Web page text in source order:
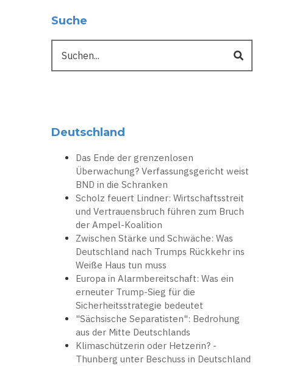
Suche
Deutschland
Das Ende der grenzenlosen
Überwachung? Verfassungsgericht weist
BND in die Schranken
Scholz feuert Lindner: Wirtschaftsstreit
und Vertrauensbruch führen zum Bruch
der Ampel-Koalition
Zwischen Stärke und Schwäche: Was
Deutschland nach Trumps Rückkehr ins
Weiße Haus tun muss
Europa in Alarmbereitschaft: Was ein
erneuter Trump-Sieg für die
Sicherheitsstrategie bedeutet
"Sächsische Separatisten": Bedrohung
aus der Mitte Deutschlands
Klimaschützerin oder Hetzerin? -
Thunberg unter Beschuss in Deutschland